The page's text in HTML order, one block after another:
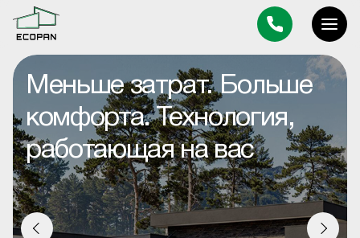
Строим пространство, в
котором хочется быть